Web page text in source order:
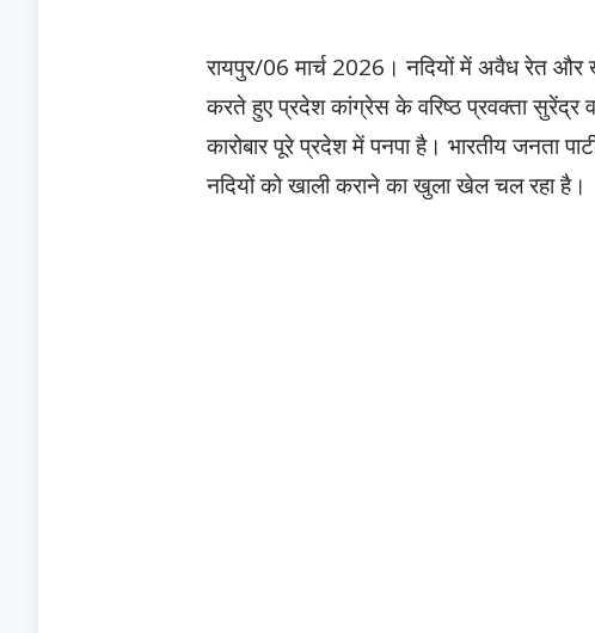
रायपुर/06 मार्च 2026। नदियों में अवैध रेत और
करते हुए प्रदेश कांग्रेस के वरिष्ठ प्रवक्ता सुरेंद्र
कारोबार पूरे प्रदेश में पनपा है। भारतीय जनता
नदियों को खाली कराने का खुला खेल चल रहा है।